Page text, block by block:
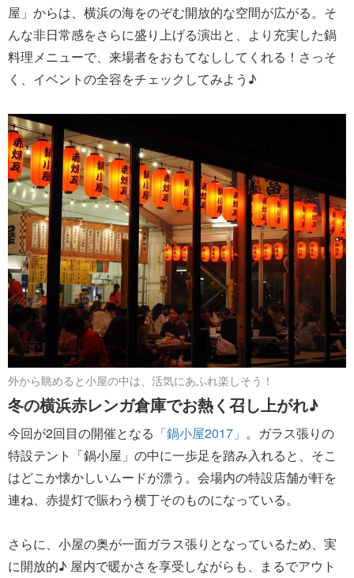
屋」からは、横浜の海をのぞむ開放的な空間が広がる。そ
んな非日常感をさらに盛り上げる演出と、より充実した鍋
料理メニューで、来場者をおもてなししてくれる！さっそ
く、イベントの全容をチェックしてみよう♪
外から眺めると小屋の中は、活気にあふれ楽しそう！
冬の横浜赤レンガ倉庫でお熱く召し上がれ♪
今回が2回目の開催となる 「鍋小屋2017」 。ガラス張りの
特設テント「鍋小屋」の中に一歩足を踏み入れると、そこ
はどこか懐かしいムードが漂う。会場内の特設店舗が軒を
連ね、赤提灯で賑わう横丁そのものになっている。
さらに、小屋の奥が一面ガラス張りとなっているため、実
に開放的♪ 屋内で暖かさを享受しながらも、まるでアウト